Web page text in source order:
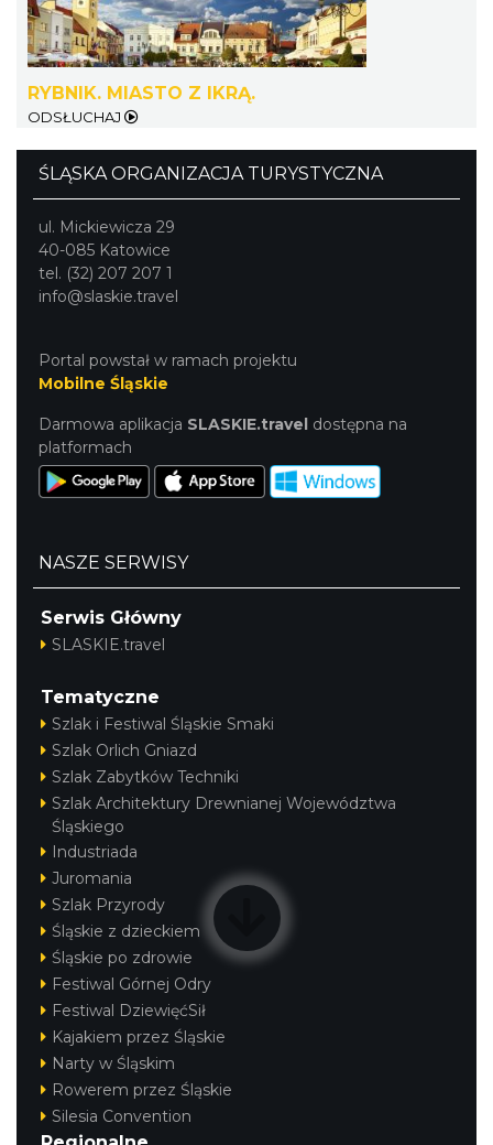
Fanny Days w Krowiarkach
Krowiarki
2026-08-09
29.75 km
RYBNIK. MIASTO Z IKRĄ.
ODSŁUCHAJ
ŚLĄSKA ORGANIZACJA TURYSTYCZNA
ul. Mickiewicza 29
40-085 Katowice
tel. (32) 207 207 1
info@slaskie.travel
Portal powstał w ramach projektu
Mobilne Śląskie
Darmowa aplikacja SLASKIE.travel dostępna na
platformach
NASZE SERWISY
Serwis Główny
SLASKIE.travel
Tematyczne
Szlak i Festiwal Śląskie Smaki
Szlak Orlich Gniazd
Szlak Zabytków Techniki
Szlak Architektury Drewnianej Województwa
Śląskiego
Industriada
Juromania
Szlak Przyrody
Śląskie z dzieckiem
Śląskie po zdrowie
Festiwal Górnej Odry
Festiwal DziewięćSił
Kajakiem przez Śląskie
Narty w Śląskim
Rowerem przez Śląskie
Silesia Convention